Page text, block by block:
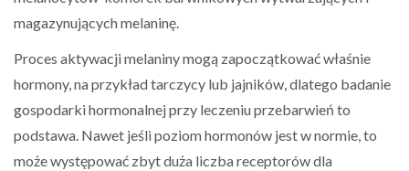
magazynujących melaninę.
Proces aktywacji melaniny mogą zapoczątkować właśnie
hormony, na przykład tarczycy lub jajników, dlatego badanie
gospodarki hormonalnej przy leczeniu przebarwień to
podstawa. Nawet jeśli poziom hormonów jest w normie, to
może występować zbyt duża liczba receptorów dla